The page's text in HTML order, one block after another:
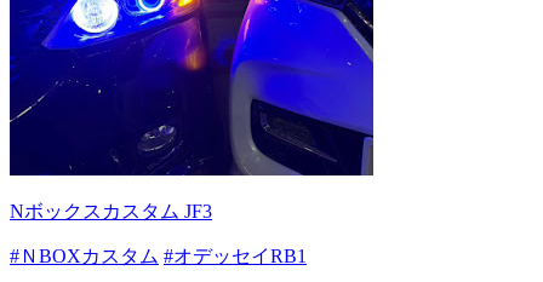
Nボックスカスタム JF3
#ＮBOXカスタム #オデッセイRB1